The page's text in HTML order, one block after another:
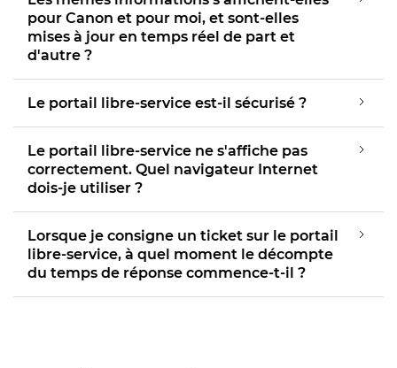
pour Canon et pour moi, et sont-elles
mises à jour en temps réel de part et
d'autre ?
Le portail libre-service est-il sécurisé ?
Le portail libre-service ne s'affiche pas
correctement. Quel navigateur Internet
dois-je utiliser ?
Lorsque je consigne un ticket sur le portail
libre-service, à quel moment le décompte
du temps de réponse commence-t-il ?